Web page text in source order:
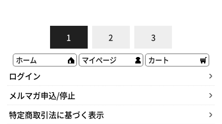
1 2 3
ホーム マイページ カート
ログイン
メルマガ申込/停止
特定商取引法に基づく表示